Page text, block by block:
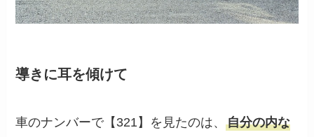
導きに耳を傾けて
車のナンバーで【321】を見たのは、自分の内な